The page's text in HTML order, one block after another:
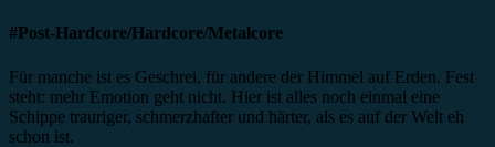
#Post-Hardcore/Hardcore/Metalcore
Für manche ist es Geschrei, für andere der Himmel auf Erden. Fest
steht: mehr Emotion geht nicht. Hier ist alles noch einmal eine
Schippe trauriger, schmerzhafter und härter, als es auf der Welt eh
schon ist.